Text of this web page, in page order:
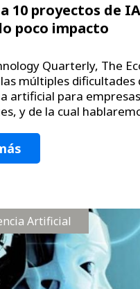
10 proyectos de
poco impacto
Quarterly, The
múltiples dificultades
artificial para
y de la cual
Artificial